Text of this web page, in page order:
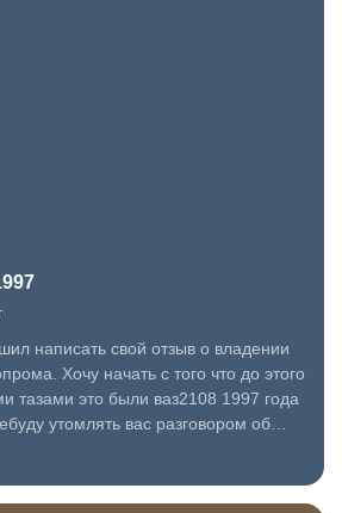
написать свой отзыв о владении
Хочу начать с того что до этого
тазами это были ваз2108 1997 года
утомлять вас разговором об